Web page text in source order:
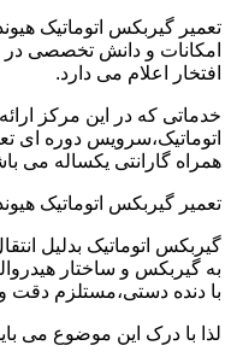
تعمیر گیربکس اتوماتیک
امکانات و دانش تخصصی در
افتخار اعلام می دارد.
خدماتی که در این مرکز
اتوماتیک،سرویس دوره ای
همراه گارانتی یکساله می
تعمیر گیربکس اتوماتیک
گیربکس اتوماتیک بدلیل
به گیربکس و ساختار
با دنده دستی،مستلزم
لذا با درک این موضوع می